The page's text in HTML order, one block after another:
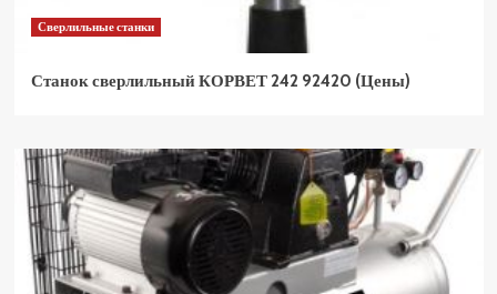
Сверлильные станки
Станок сверлильный КОРВЕТ 242 92420 (Цены)